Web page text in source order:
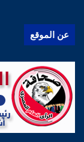
عن الموقع